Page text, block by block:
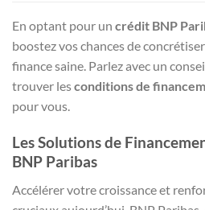
En optant pour un crédit BNP
boostez vos chances de
finance saine. Parlez avec un
trouver lesconditions de
pour vous.
Les Solutions de
BNP Paribas
Accélérer votre croissance et